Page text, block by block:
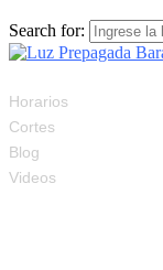
Search for:
Horarios
Cortes
Blog
Videos